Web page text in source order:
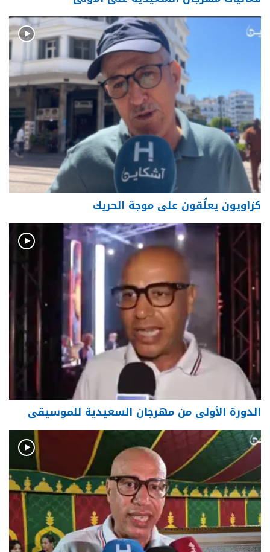
كزاويون يعلّقون على موجة الحريك
الدورة الأولى من مهرجان السعيدية للموسيقى